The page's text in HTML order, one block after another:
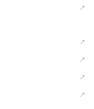
↗
↗
↗
↗
↗